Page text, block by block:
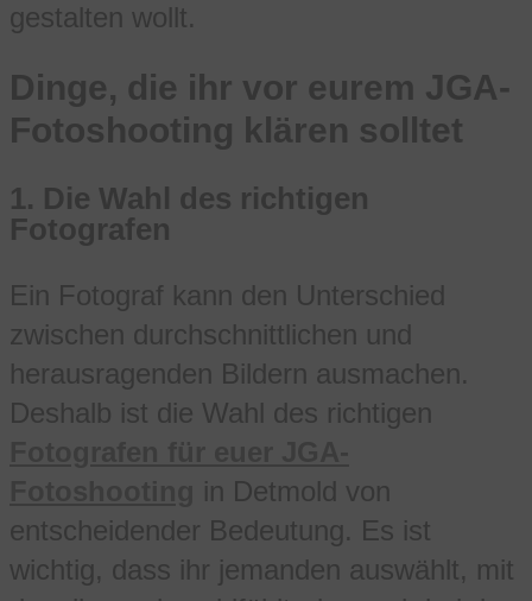
gestalten wollt.
Dinge, die ihr vor eurem JGA-
Fotoshooting klären solltet
1. Die Wahl des richtigen
Fotografen
Ein Fotograf kann den Unterschied
zwischen durchschnittlichen und
herausragenden Bildern ausmachen.
Deshalb ist die Wahl des richtigen
in Detmold von
entscheidender Bedeutung. Es ist
wichtig, dass ihr jemanden auswählt, mit